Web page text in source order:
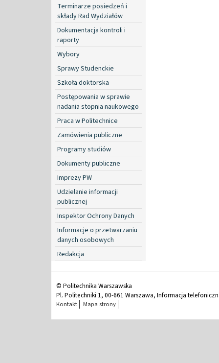
Terminarze posiedzeń i
składy Rad Wydziałów
Dokumentacja kontroli i
raporty
Wybory
Sprawy Studenckie
Szkoła doktorska
Postępowania w sprawie
nadania stopnia naukowego
Praca w Politechnice
Zamówienia publiczne
Programy studiów
Dokumenty publiczne
Imprezy PW
Udzielanie informacji
publicznej
Inspektor Ochrony Danych
Informacje o przetwarzaniu
danych osobowych
Redakcja
© Politechnika Warszawska
Pl. Politechniki 1, 00-661 Warszawa, Informacja
Kontakt Mapa strony